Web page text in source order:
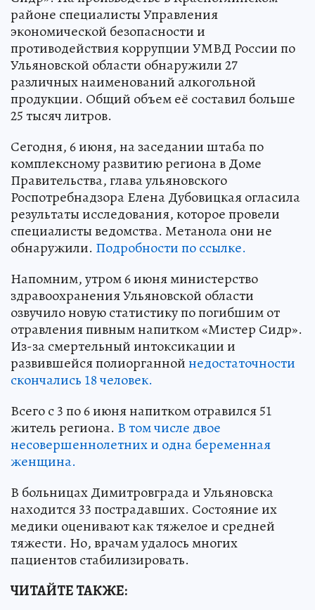
районе специалисты Управления
экономической безопасности и
противодействия коррупции УМВД России по
Ульяновской области обнаружили 27
различных наименований алкогольной
продукции. Общий объем её составил больше
25 тысяч литров.
Сегодня, 6 июня, на заседании штаба по
комплексному развитию региона в Доме
Правительства, глава ульяновского
Роспотребнадзора Елена Дубовицкая огласила
результаты исследования, которое провели
специалисты ведомства. Метанола они не
обнаружили. Подробности по ссылке.
Напомним, утром 6 июня министерство
здравоохранения Ульяновской области
озвучило новую статистику по погибшим от
отравления пивным напитком «Мистер Сидр».
Из-за смертельный интоксикации и
развившейся полиорганнойнедостаточности
скончались 18 человек.
Всего с 3 по 6 июня напитком отравился 51
житель региона. В том числе двое
несовершеннолетних и одна беременная
женщина.
В больницах Димитровграда и Ульяновска
находится 33 пострадавших. Состояние их
медики оценивают как тяжелое и средней
тяжести. Но, врачам удалось многих
пациентов стабилизировать.
ЧИТАЙТЕ ТАКЖЕ: